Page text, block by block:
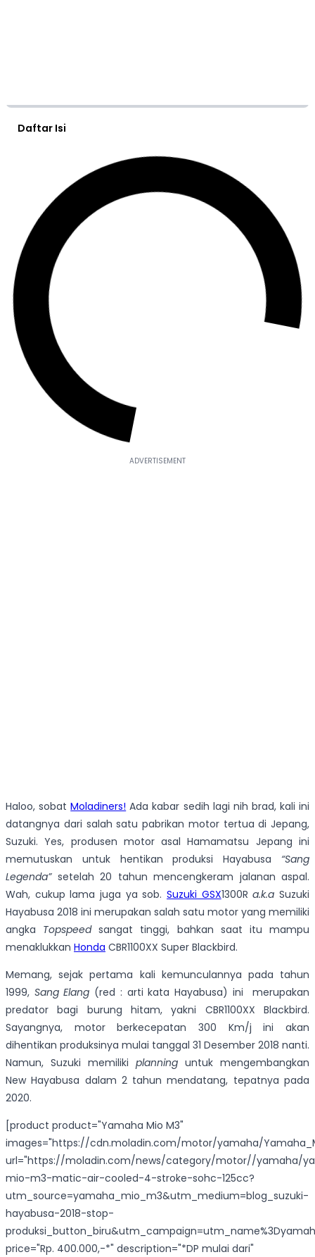
Daftar Isi
Haloo, sobatMoladiners! Ada kabar sedih lagi nih brad, kali ini
datangnya dari salah satu pabrikan motor tertua di Jepang,
Suzuki. Yes, produsen motor asal Hamamatsu Jepang ini
memutuskan untuk hentikan produksi Hayabusa “Sang
Legenda” setelah 20 tahun mencengkeram jalanan aspal.
Wah, cukup lama juga ya sob. Suzuki GSX1300Ra.k.a Suzuki
Hayabusa 2018 ini merupakan salah satu motor yang memiliki
angka Topspeedsangat tinggi, bahkan saat itu mampu
menaklukkan Honda CBR1100XX Super Blackbird.
Memang, sejak pertama kali kemunculannya pada tahun
1999, Sang Elang (red : arti kata Hayabusa) ini merupakan
predator bagi burung hitam, yakni CBR1100XX Blackbird.
Sayangnya, motor berkecepatan 300 Km/j ini akan
dihentikan produksinya mulai tanggal 31 Desember 2018 nanti.
Namun, Suzuki memiliki planning untuk mengembangkan
New Hayabusa dalam 2 tahun mendatang, tepatnya pada
2020.
[product product="Yamaha Mio M3"
images="https://cdn.moladin.com/motor/yamaha/
url="https://moladin.com/news/category/motor//yamaha/
mio-m3-matic-air-cooled-4-stroke-sohc-125cc?
utm_source=yamaha_mio_m3&utm_medium=blog_suzuki-
hayabusa-2018-stop-
price="Rp. 400.000,-*" description="*DP mulai dari"